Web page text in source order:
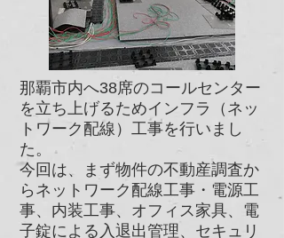
那覇市内へ38席のコールセンター
を立ち上げるためインフラ（ネッ
トワーク配線）工事を行いまし
た。
今回は、まず物件の不動産調査か
らネットワーク配線工事・電源工
事、内装工事、オフィス家具、電
子錠による入退出管理、セキュリ